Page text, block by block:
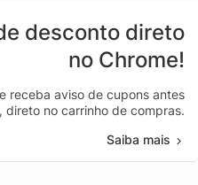
desconto direto
no Chrome!
receba aviso de cupons antes
direto no carrinho de compras.
Saiba mais